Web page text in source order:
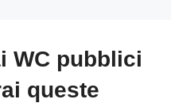
WC pubblici
queste